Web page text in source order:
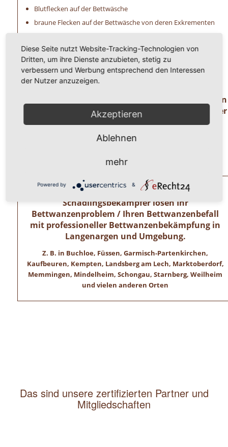
Blutflecken auf der Bettwäsche
braune Flecken auf der Bettwäsche von deren Exkrementen
extreme Schwellungen (Bisse) an der Haut
allergische Reaktionen, wie Hautirritationen u. a.
unangenehmer Juckreiz
Haben Sie Fragen oder benötigen Hilfe ? Dann
rufen Sie uns einfach an unter der
Telefonnummer
0 8 2 4 1 / 8 0 2 9 1 7 1.
Wir freuen uns auf ihren Anruf!
Allgäuer Kammerjäger – Zertifizierte
Schädlingsbekämpfer lösen Ihr
Bettwanzenproblem / Ihren Bettwanzenbefall
mit professioneller Bettwanzenbekämpfung in
Langenargen und Umgebung.
Z. B. in Buchloe, Füssen, Garmisch-Partenkirchen,
Kaufbeuren, Kempten, Landsberg am Lech, Marktoberdorf,
Memmingen, Mindelheim, Schongau, Starnberg, Weilheim
und vielen anderen Orten
Das sind unsere zertifizierten Partner und
Mitgliedschaften
Diese Seite nutzt Website-Tracking-Technologien von
Dritten, um ihre Dienste anzubieten, stetig zu
verbessern und Werbung entsprechend den Interessen
der Nutzer anzuzeigen.
Akzeptieren
Ablehnen
mehr
Powered by &